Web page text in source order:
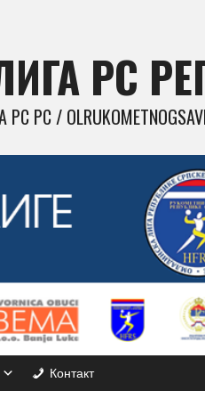
РС
/
Контакт